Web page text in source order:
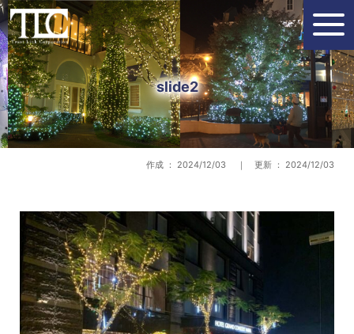
slide2
作成 ： 2024/12/03 ｜ 更新 ： 2024/12/03